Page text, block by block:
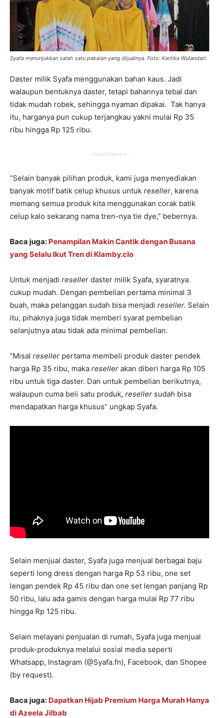
Syafa menunjukkan salah satu pakaian yang dijualnya. Foto: Kartika Wulandari.
Daster milik Syafa menggunakan bahan kaus. Jadi
walaupun bentuknya daster, tetapi bahannya tebal dan
tidak mudah robek, sehingga nyaman dipakai. Tak hanya
itu, harganya pun cukup terjangkau yakni mulai Rp 35
ribu hingga Rp 125 ribu.
-Advertisement-
“Selain banyak pilihan produk, kami juga menyediakan
banyak motif batik celup khusus untuk reseller, karena
memang semua produk kita menggunakan corak batik
celup kalo sekarang nama tren-nya tie dye,” bebernya.
Baca juga: Penampilan Makin Cantik dengan Busana
yang Selalu Ikut Tren di Klamby.clo
Untuk menjadi reseller daster milik Syafa, syaratnya
cukup mudah. Dengan pembelian pertama minimal 3
buah, maka pelanggan sudah bisa menjadi reseller. Selain
itu, pihaknya juga tidak memberi syarat pembelian
selanjutnya atau tidak ada minimal pembelian.
“Misal reseller pertama membeli produk daster pendek
harga Rp 35 ribu, maka reseller akan diberi harga Rp 105
ribu untuk tiga daster. Dan untuk pembelian berikutnya,
walaupun cuma beli satu produk, reseller sudah bisa
mendapatkan harga khusus” ungkap Syafa.
Selain menjual daster, Syafa juga menjual berbagai baju
seperti long dress dengan harga Rp 53 ribu, one set
lengan pendek Rp 45 ribu dan one set lengan panjang Rp
50 ribu, lalu ada gamis dengan harga mulai Rp 77 ribu
hingga Rp 125 ribu.
Selain melayani penjualan di rumah, Syafa juga menjual
produk-produknya melalui sosial media seperti
Whatsapp, Instagram (@Syafa.fn), Facebook, dan Shopee
(by request).
Baca juga: Dapatkan Hijab Premium Harga Murah Hanya
di Azeela Jilbab